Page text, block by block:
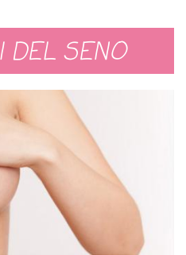
DEL SENO